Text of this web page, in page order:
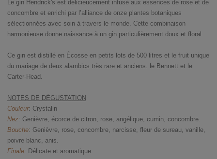
Le gin Hendrick's est délicieucement infusé aux essences de rose et de
concombre et enrichi par l’alliance de onze plantes botaniques
sélectionnées avec soin à travers le monde. Cette combinaison
harmonieuse donne naissance à un gin particulièrement doux et floral.
Ce gin est distillé en Écosse en petits lots de 500 litres et le fruit unique
du mariage de deux alambics très rare et anciens: le Bennett et le
Carter-Head.
NOTES DE DÉGUSTATION
Couleur: Crystalin
Nez: Genièvre, écorce de citron, rose, angélique, cumin, concombre.
Bouche: Genièvre, rose, concombre, narcisse, fleur de sureau, vanille,
poivre blanc, anis.
Finale: Délicate et aromatique.